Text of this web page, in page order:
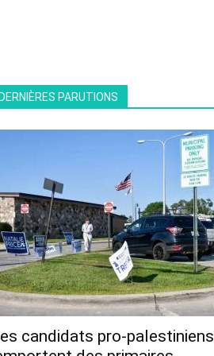
PARUTIONS
candidats pro-palestiniens